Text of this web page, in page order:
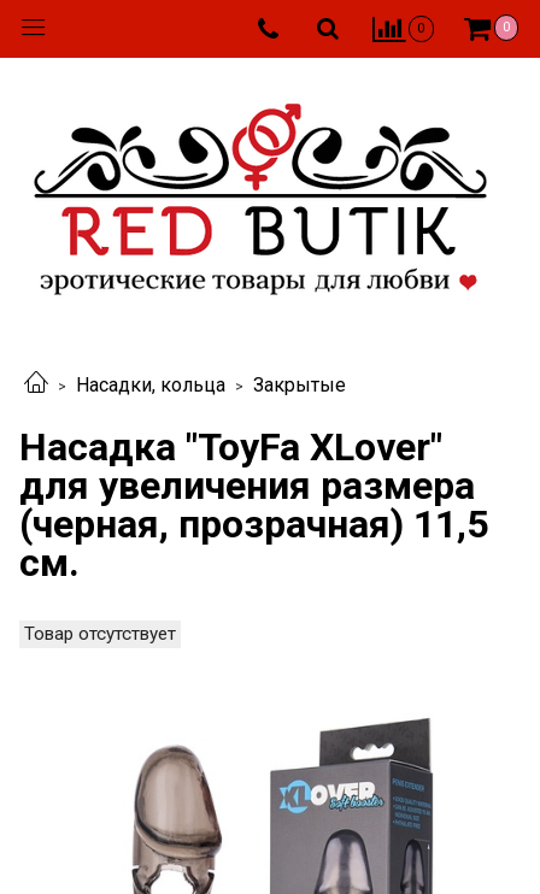
0 0
Насадки, кольца Закрытые
Насадка "ToyFa XLover"
для увеличения размера
(черная, прозрачная) 11,5
см.
Товар отсутствует